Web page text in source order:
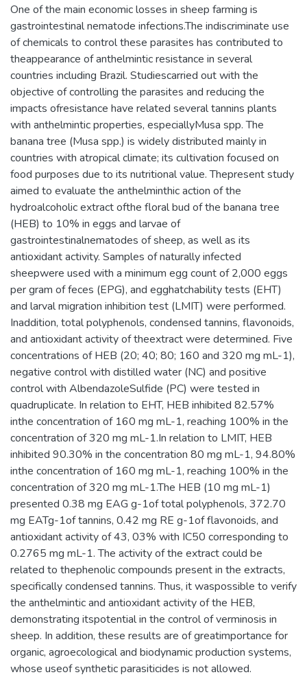
One of the main economic losses in sheep farming is
gastrointestinal nematode infections.The indiscriminate use
of chemicals to control these parasites has contributed to
theappearance of anthelmintic resistance in several
countries including Brazil. Studiescarried out with the
objective of controlling the parasites and reducing the
impacts ofresistance have related several tannins plants
with anthelmintic properties, especiallyMusa spp. The
banana tree (Musa spp.) is widely distributed mainly in
countries with atropical climate; its cultivation focused on
food purposes due to its nutritional value. Thepresent study
aimed to evaluate the anthelminthic action of the
hydroalcoholic extract ofthe floral bud of the banana tree
(HEB) to 10% in eggs and larvae of
gastrointestinalnematodes of sheep, as well as its
antioxidant activity. Samples of naturally infected
sheepwere used with a minimum egg count of 2,000 eggs
per gram of feces (EPG), and egghatchability tests (EHT)
and larval migration inhibition test (LMIT) were performed.
Inaddition, total polyphenols, condensed tannins, flavonoids,
and antioxidant activity of theextract were determined. Five
concentrations of HEB (20; 40; 80; 160 and 320 mg mL-1),
negative control with distilled water (NC) and positive
control with AlbendazoleSulfide (PC) were tested in
quadruplicate. In relation to EHT, HEB inhibited 82.57%
inthe concentration of 160 mg mL-1, reaching 100% in the
concentration of 320 mg mL-1.In relation to LMIT, HEB
inhibited 90.30% in the concentration 80 mg mL-1, 94.80%
inthe concentration of 160 mg mL-1, reaching 100% in the
concentration of 320 mg mL-1.The HEB (10 mg mL-1)
presented 0.38 mg EAG g-1of total polyphenols, 372.70
mg EATg-1of tannins, 0.42 mg RE g-1of flavonoids, and
antioxidant activity of 43, 03% with IC50 corresponding to
0.2765 mg mL-1. The activity of the extract could be
related to thephenolic compounds present in the extracts,
specifically condensed tannins. Thus, it waspossible to verify
the anthelmintic and antioxidant activity of the HEB,
demonstrating itspotential in the control of verminosis in
sheep. In addition, these results are of greatimportance for
organic, agroecological and biodynamic production systems,
whose useof synthetic parasiticides is not allowed.